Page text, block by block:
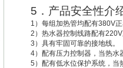
5 ．产品安全性介
1 ）每组加热管均配有380V
2 ）热水器控制线路配有220V
3 ）具有牢固可靠的接地线。
4）配有压力控制器，当热水
5 ）配有低水位保护系统， 当